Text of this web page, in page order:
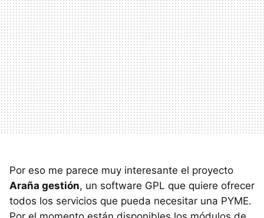
Por eso me parece muy interesante el proyecto
Araña gestión, un software GPL que quiere ofrecer
todos los servicios que pueda necesitar una PYME.